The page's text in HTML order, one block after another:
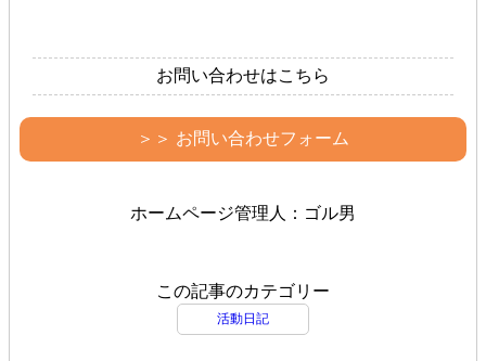
お問い合わせはこちら
＞＞ お問い合わせフォーム
ホームページ管理人：ゴル男
この記事のカテゴリー
活動日記